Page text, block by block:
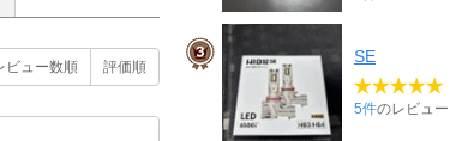
ビュー数順 評価順
SE
5件のレビュー